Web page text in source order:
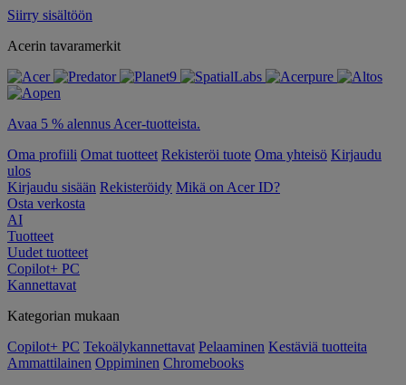
Siirry sisältöön
Acerin tavaramerkit
Avaa 5 % alennus Acer-tuotteista.
Oma profiili Omat tuotteet Rekisteröi tuote Oma yhteisö Kirjaudu
ulos
Kirjaudu sisään Rekisteröidy Mikä on Acer ID?
Osta verkosta
AI
Tuotteet
Uudet tuotteet
Copilot+ PC
Kannettavat
Kategorian mukaan
Copilot+ PC Tekoälykannettavat Pelaaminen Kestäviä tuotteita
Ammattilainen Oppiminen Chromebooks